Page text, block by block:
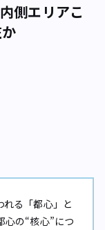
側エリアこ
れる「都心」と
心の“核心”につ